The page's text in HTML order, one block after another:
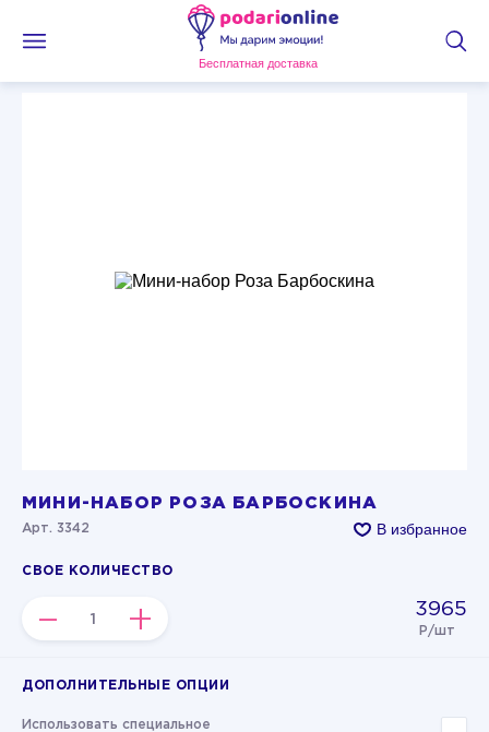
Бесплатная доставка
МИНИ-НАБОР РОЗА БАРБОСКИНА
Арт. 3342 В избранное
СВОЕ КОЛИЧЕСТВО
– + 3965
Р/шт
ДОПОЛНИТЕЛЬНЫЕ ОПЦИИ
Использовать специальное